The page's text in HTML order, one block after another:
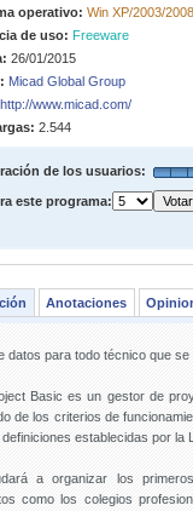
operativo: Win XP/2003/
de uso: Freeware
26/01/2015
Micad Global Group
http://www.micad.com/
2.544
de los usuarios:
este programa:
Anotaciones
datos para todo técnico que se
Basic es un gestor de
de los criterios de
establecidas por la
a organizar los
como los colegios